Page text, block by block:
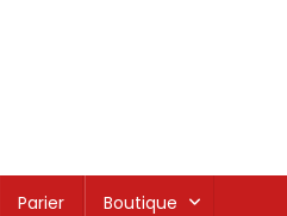
Parier Boutique